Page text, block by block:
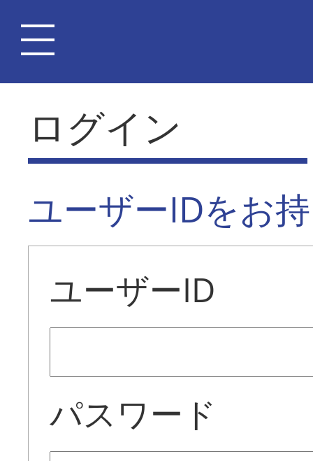
ログイン
ユーザーIDをお
ユーザーID
パスワード